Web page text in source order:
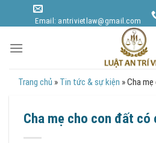
Email: antrivietlaw@gmail.com
Trang chủ » Tin tức & sự kiện »Cha
Cha mẹ cho con đất có